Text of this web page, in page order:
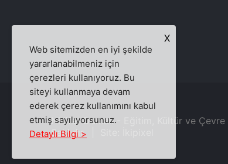
Nilüfer Damalı - Eğitim, Kültür ve
Saklıdır. | Site:
Web sitemizden en iyi şekilde
yararlanabilmeniz için
çerezleri kullanıyoruz. Bu
siteyi kullanmaya devam
ederek çerez kullanımını kabul
etmiş sayılıyorsunuz.
Detaylı Bilgi >
X